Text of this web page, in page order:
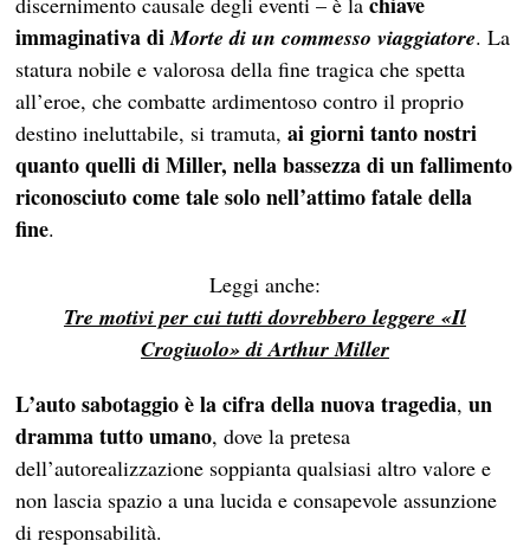
immaginativa diMorte di un commesso viaggiatore. La
statura nobile e valorosa della fine tragica che spetta
all’eroe, che combatte ardimentoso contro il proprio
destino ineluttabile, si tramuta,ai giorni tanto nostri
quanto quelli di Miller, nella bassezza di un fallimento
riconosciuto come tale solo nell’attimo fatale della
fine.
Leggi anche:
Tre motivi per cui tutti dovrebbero leggere «Il
Crogiuolo» di Arthur Miller
L’auto sabotaggio è la cifra della nuova tragedia,un
dramma tutto umano, dove la pretesa
dell’autorealizzazione soppianta qualsiasi altro valore e
non lascia spazio a una lucida e consapevole assunzione
di responsabilità.